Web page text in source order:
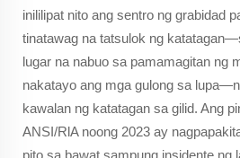
inililipat nito ang sentro ng grabidad
tinatawag na tatsulok ng
lugar na nabuo sa pamamagitan ng
nakatayo ang mga gulong sa
kawalan ng katatagan sa gilid. Ang
ANSI/RlA noong 2023 ay
pito sa bawat sampung insidente ng